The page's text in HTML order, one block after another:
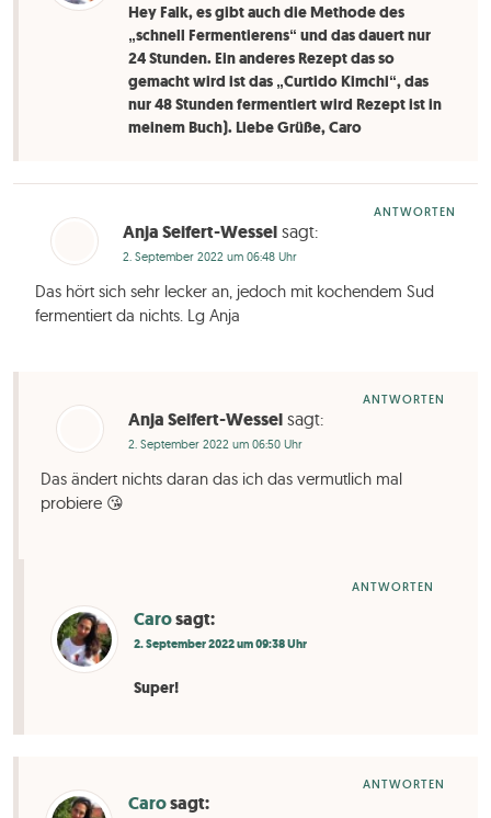
Hey Falk, es gibt auch die Methode des
„schnell Fermentierens“ und das dauert nur
24 Stunden. Ein anderes Rezept das so
gemacht wird ist das „Curtido Kimchi“, das
nur 48 Stunden fermentiert wird Rezept ist in
meinem Buch). Liebe Grüße, Caro
Anja Seifert-Wessel sagt:
2. September 2022 um 06:48 Uhr
Das hört sich sehr lecker an, jedoch mit kochendem Sud
fermentiert da nichts. Lg Anja
ANTWORTEN
Anja Seifert-Wessel sagt:
2. September 2022 um 06:50 Uhr
Das ändert nichts daran das ich das vermutlich mal
probiere 😘
ANTWORTEN
Carosagt:
2. September 2022 um 09:38 Uhr
Super!
ANTWORTEN
Carosagt:
ANTWORTEN